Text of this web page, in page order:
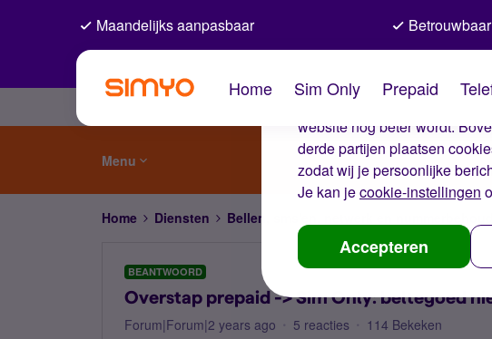
De cookies
Wij gebruiken cookies op
website nog beter wordt.
derde partijen plaatsen
zodat wij je persoonlijke
Je kan jecookie-instellingen
Accepteren
Maandelijks aanpasbaar
Home Sim Only Prepaid
Menu
Home Diensten Bellen, sms'en, netwerk en nummerbehoud
BEANTWOORD
Overstap prepaid -> Sim Only: beltegoed
Forum|Forum|2 years ago 5 reacties 114 Bekeken